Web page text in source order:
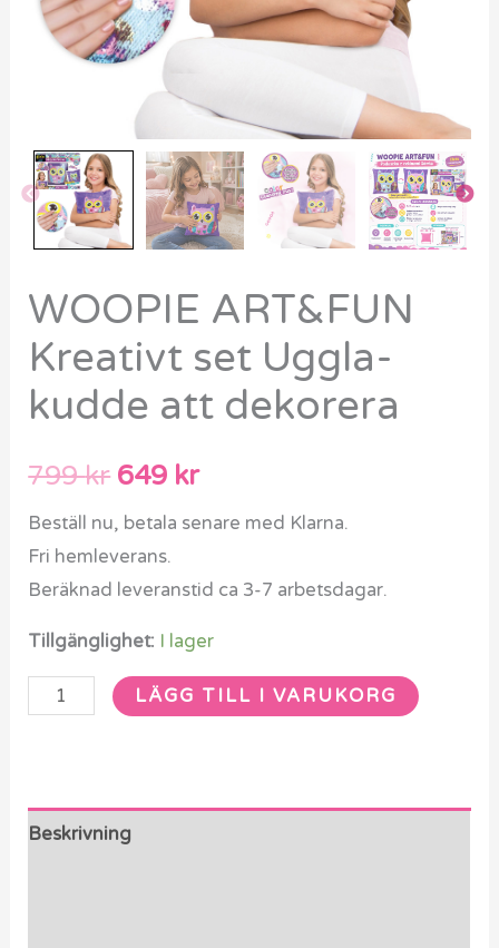
WOOPIE ART&FUN
Kreativt set Uggla-
kudde att dekorera
799kr 649 kr
Beställ nu, betala senare med Klarna.
Fri hemleverans.
Beräknad leveranstid ca 3-7 arbetsdagar.
Tillgänglighet: I lager
LÄGG TILL I VARUKORG
Beskrivning